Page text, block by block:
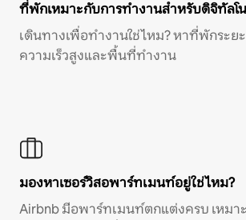
ที่พักเหมาะกับการทำงานสำหรับดิจิทัลโ
เดินทางเพื่อทำงานใช่ไหม? หาที่พักระย
ความเร็วสูงและพื้นที่ทำงาน
มองหาเซอร์วิสอพาร์ทเมนท์อยู่ใช่ไหม?
Airbnb มีอพาร์ทเมนท์ตกแต่งครบ เหมา